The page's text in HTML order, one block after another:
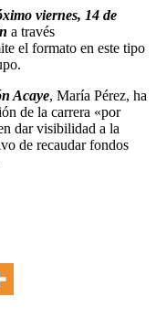
viernes, 14 de
a través
el formato en este tipo
Acaye, María Pérez, ha
de la carrera «por
dar visibilidad a la
de recaudar fondos